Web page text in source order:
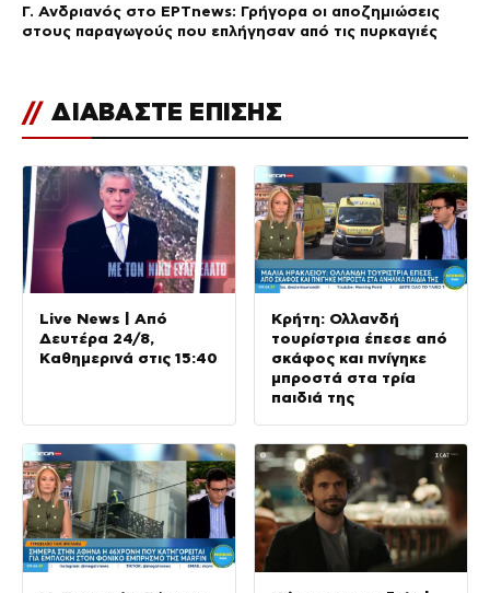
Γ. Ανδριανός στο ΕΡΤnews: Γρήγορα οι αποζημιώσεις
στους παραγωγούς που επλήγησαν από τις πυρκαγιές
// ΔΙΑΒΑΣΤΕ ΕΠΙΣΗΣ
Live News | Από
Δευτέρα 24/8,
Kαθημερινά στις 15:40
Κρήτη: Ολλανδή
τουρίστρια έπεσε από
σκάφος και πνίγηκε
μπροστά στα τρία
παιδιά της